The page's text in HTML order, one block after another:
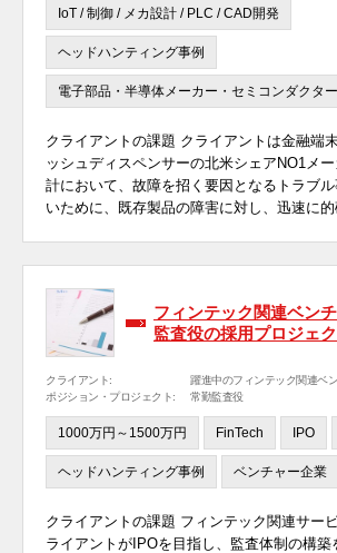
IoT / 制御 / メカ設計 / PLC / CAD開発
ヘッドハンティング事例
電子部品・半導体メーカー・セミコンダクター
クライアントの課題 クライアントは金融端
ッシュディスペンサーの北米シェアNO1メ
計において、故障を招く要因となるトラブ
いために、既存製品の障害に対し、迅速に
フィンテック関連ベン
監査役の採用プロジェ
クライアント:
躍進中のフィンテック関連ベ
ポジション・プロジェクト:
常勤監査役
1000万円～1500万円 FinTech IPO
ヘッドハンティング事例 ベンチャー企業
クライアントの課題 フィンテック関連サー
ライアントがIPOを目指し、監査体制の構築